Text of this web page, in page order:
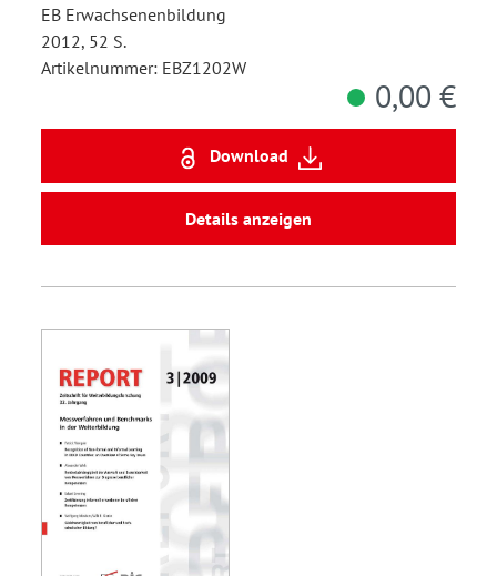
EB Erwachsenenbildung
2012, 52 S.
Artikelnummer: EBZ1202W
0,00 €
Download
Details anzeigen